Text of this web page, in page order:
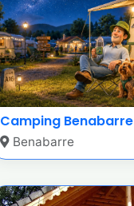
Camping Benabarre
Benabarre